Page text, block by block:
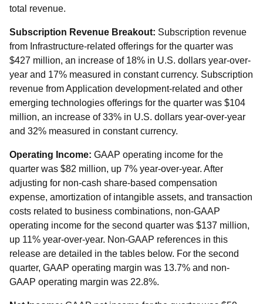
total revenue.
Subscription Revenue Breakout: Subscription revenue
from Infrastructure-related offerings for the quarter was
$427 million, an increase of 18% in U.S. dollars year-over-
year and 17% measured in constant currency. Subscription
revenue from Application development-related and other
emerging technologies offerings for the quarter was $104
million, an increase of 33% in U.S. dollars year-over-year
and 32% measured in constant currency.
Operating Income: GAAP operating income for the
quarter was $82 million, up 7% year-over-year. After
adjusting for non-cash share-based compensation
expense, amortization of intangible assets, and transaction
costs related to business combinations, non-GAAP
operating income for the second quarter was $137 million,
up 11% year-over-year. Non-GAAP references in this
release are detailed in the tables below. For the second
quarter, GAAP operating margin was 13.7% and non-
GAAP operating margin was 22.8%.